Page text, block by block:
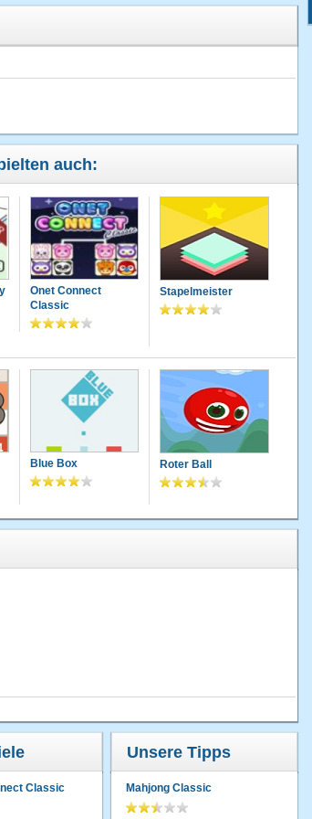
auch:
Onet Connect
Classic
Stapelmeister
Blue Box Roter Ball
Classic
Unsere Tipps
Mahjong Classic